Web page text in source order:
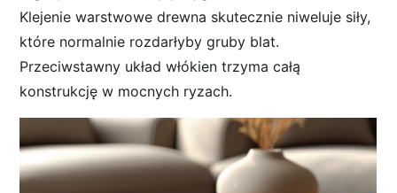
Klejenie warstwowe drewna skutecznie niweluje siły,
które normalnie rozdarłyby gruby blat.
Przeciwstawny układ włókien trzyma całą
konstrukcję w mocnych ryzach.